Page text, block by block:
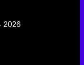
2026